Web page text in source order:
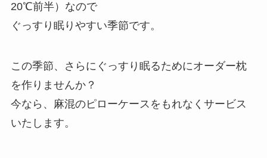
20℃前半）なので
ぐっすり眠りやすい季節です。
この季節、さらにぐっすり眠るためにオーダー枕
を作りませんか？
今なら、麻混のピローケースをもれなくサービス
いたします。